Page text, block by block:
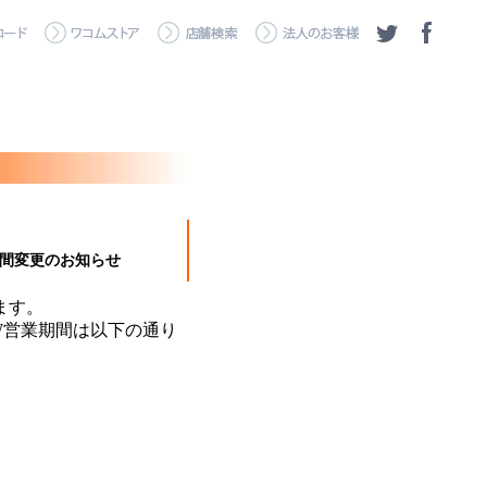
変更のお知らせ
。
業期間は以下の通り